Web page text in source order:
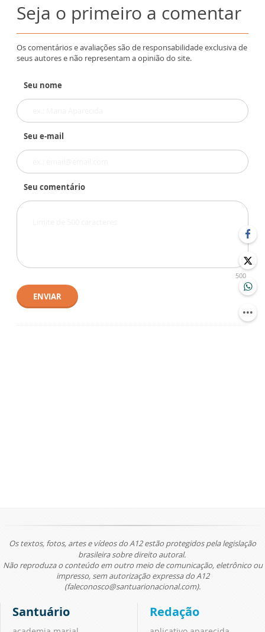
Seja o primeiro a comentar
Os comentários e avaliações são de responsabilidade exclusiva de
seus autores e não representam a opinião do site.
Seu nome
Seu e-mail
Seu comentário
500
ENVIAR
Os textos, fotos, artes e vídeos do A12 estão protegidos pela legislação
brasileira sobre direito autoral.
Não reproduza o conteúdo em outro meio de comunicação, eletrônico ou
impresso, sem autorização expressa do A12
(faleconosco@santuarionacional.com).
Santuário Redação